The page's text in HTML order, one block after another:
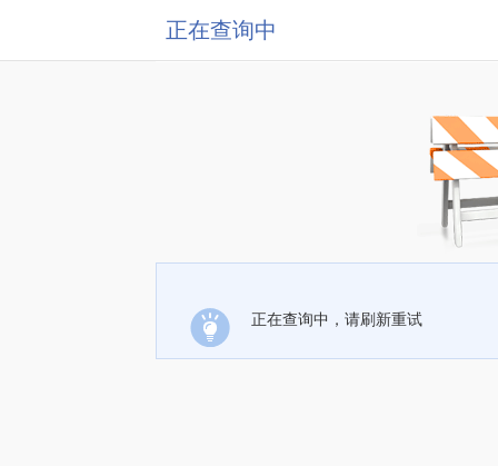
正在查询中
正在查询中，请刷新重试